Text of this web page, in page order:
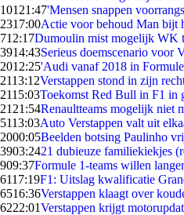
101 21:47'Mensen snappen
2317:00Actie voor behoud Man bijt
712:17Dumoulin mist mogelijk WK
3914:43Serieus doemscenario voor
2012:25'Audi vanaf 2018 in
2113:12Verstappen stond in zijn
2115:03Toekomst Red Bull in F1 in
21 21:54Renaultteams mogelijk niet
5113:03Auto Verstappen valt uit
2000:05Beelden botsing Paulinho
3903:2421 dubieuze familiekiekjes
909:37Formule 1-teams willen
6117:19F1: Uitslag kwalificatie
6516:36Verstappen klaagt over
6222:01Verstappen krijgt